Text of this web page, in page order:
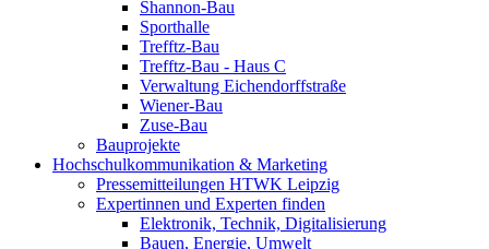
Shannon-Bau
Sporthalle
Trefftz-Bau
Trefftz-Bau - Haus C
Verwaltung Eichendorffstraße
Wiener-Bau
Zuse-Bau
Bauprojekte
Hochschulkommunikation & Marketing
Pressemitteilungen HTWK Leipzig
Expertinnen und Experten finden
Elektronik, Technik, Digitalisierung
Bauen, Energie, Umwelt